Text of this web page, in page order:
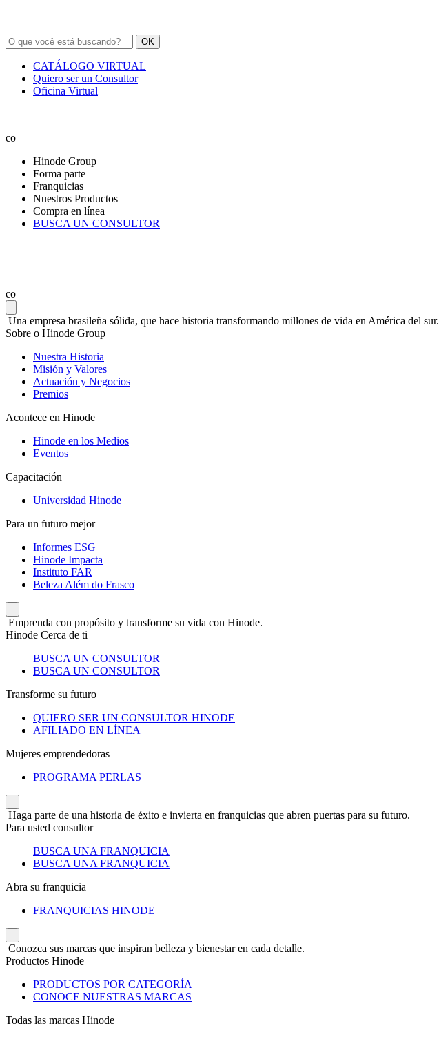
OK
CATÁLOGO VIRTUAL
Quiero ser un Consultor
Oficina Virtual
co
Hinode Group
Forma parte
Franquicias
Nuestros Productos
Compra en línea
BUSCA UN CONSULTOR
co
Una empresa brasileña sólida, que hace historia transformando millones de vida en América del sur.
Sobre o Hinode Group
Nuestra Historia
Misión y Valores
Actuación y Negocios
Premios
Acontece en Hinode
Hinode en los Medios
Eventos
Capacitación
Universidad Hinode
Para un futuro mejor
Informes ESG
Hinode Impacta
Instituto FAR
Beleza Além do Frasco
Emprenda con propósito y transforme su vida con Hinode.
Hinode Cerca de ti
BUSCA UN CONSULTOR
BUSCA UN CONSULTOR
Transforme su futuro
QUIERO SER UN CONSULTOR HINODE
AFILIADO EN LÍNEA
Mujeres emprendedoras
PROGRAMA PERLAS
Haga parte de una historia de éxito e invierta en franquicias que abren puertas para su futuro.
Para usted consultor
BUSCA UNA FRANQUICIA
BUSCA UNA FRANQUICIA
Abra su franquicia
FRANQUICIAS HINODE
Conozca sus marcas que inspiran belleza y bienestar en cada detalle.
Productos Hinode
PRODUCTOS POR CATEGORÍA
CONOCE NUESTRAS MARCAS
Todas las marcas Hinode